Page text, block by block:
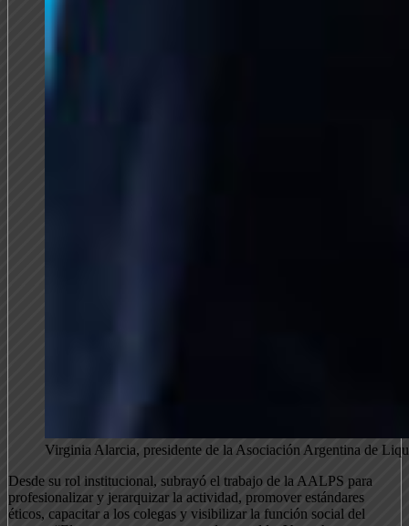
Virginia Alarcia, presidente de la Asociación Argentina de
Desde su rol institucional, subrayó el trabajo de la AALPS para
profesionalizar y jerarquizar la actividad, promover estándares
éticos, capacitar a los colegas y visibilizar la función social del